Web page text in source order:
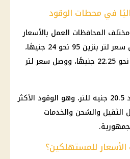
في محطات الوقود
المحافظات العمل بالأسعار
الرسمية الحالية، حيث سجل سعر لتر بنزين 95 نحو 24 جنيهًا،
بينما بلغ سعر لتر بنزين 92 نحو 22.25 جنيهًا، ووصل سعر لتر
أما السولار، فقد استقر عند 20.5 جنيه للتر، وهو الوقود الأكثر
الثقيل والشحن والخدمات
الأسعار للمستهلكين؟